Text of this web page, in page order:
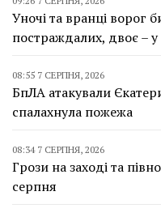
Уночі та вранці ворог
постраждалих, двоє –
08:55 7 СЕРПНЯ, 2026
БпЛА атакували
спалахнула пожежа
08:34 7 СЕРПНЯ, 2026
Грози на заході та
серпня